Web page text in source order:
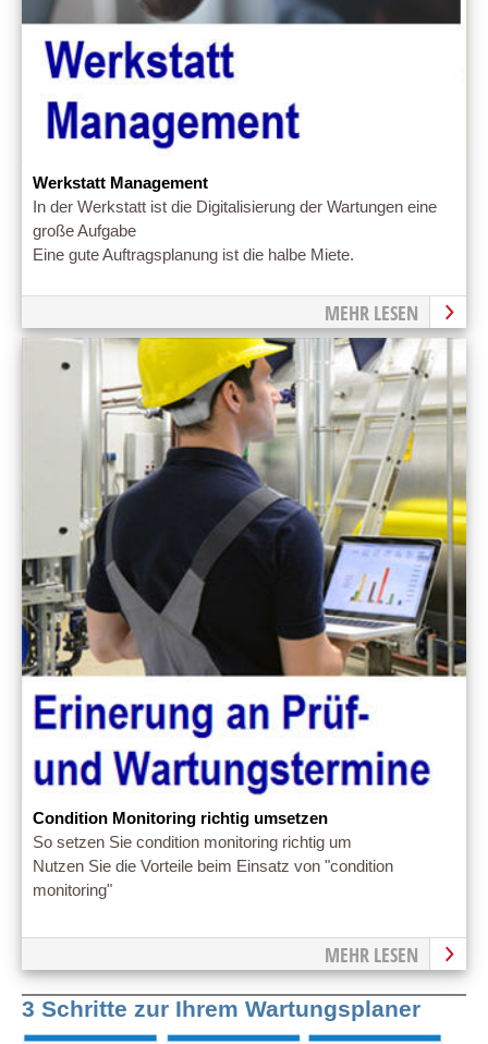
Werkstatt Management
In der Werkstatt ist die Digitalisierung der Wartungen eine
große Aufgabe
Eine gute Auftragsplanung ist die halbe Miete.
MEHR LESEN
Condition Monitoring richtig umsetzen
So setzen Sie condition monitoring richtig um
Nutzen Sie die Vorteile beim Einsatz von "condition
monitoring"
MEHR LESEN
3 Schritte zur Ihrem Wartungsplaner